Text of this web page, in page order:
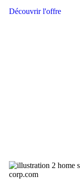
Découvrir l'offre